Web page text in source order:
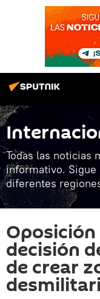
Todas las noticias
informativo. Sigue
diferentes
decisión
de crear